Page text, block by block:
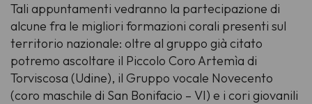
Tali appuntamenti vedranno la partecipazione di
alcune fra le migliori formazioni corali presenti sul
territorio nazionale: oltre al gruppo già citato
potremo ascoltare il Piccolo Coro Artemìa di
Torviscosa (Udine), il Gruppo vocale Novecento
(coro maschile di San Bonifacio – VI) e i cori giovanili